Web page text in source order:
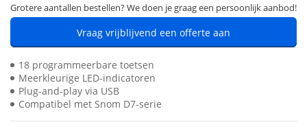
Grotere aantallen bestellen? We doen je graag een persoonlijk aanbod!
Vraag vrijblijvend een offerte aan
18 programmeerbare toetsen
Meerkleurige LED-indicatoren
Plug-and-play via USB
Compatibel met Snom D7-serie